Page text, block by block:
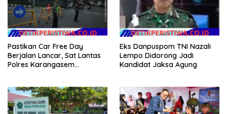
Pastikan Car Free Day
Berjalan Lancar, Sat Lantas
Polres Karangasem
Eks Danpuspom TNI Nazali
Lempo Didorong Jadi
Kandidat Jaksa Agung